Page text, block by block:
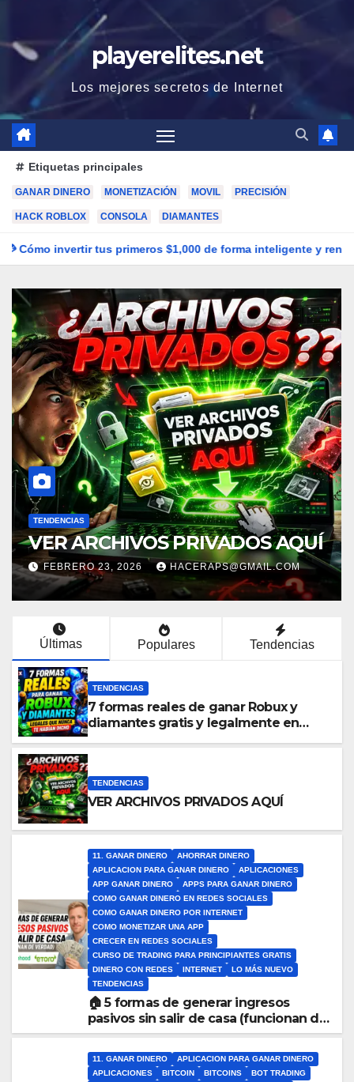
playerelites.net
Los mejores secretos de Internet
Etiquetas principales
GANAR DINERO MONETIZACIÓN MOVIL PRECISIÓN
HACK ROBLOX CONSOLA DIAMANTES
$1,000 de forma inteligente y rentable en 2026 🔥
TENDENCIAS
VER ARCHIVOS PRIVADOS AQUÍ
FEBRERO 23, 2026 HACERAPS@GMAIL.COM
Últimas Populares Tendencias
TENDENCIAS
7 formas reales de ganar Robux y
diamantes gratis y legalmente en
TENDENCIAS
VER ARCHIVOS PRIVADOS AQUÍ
11. GANAR DINERO
AHORRAR DINERO
APLICACION PARA GANAR DINERO
APLICACIONES
APP GANAR DINERO
APPS PARA GANAR DINERO
COMO GANAR DINERO EN REDES SOCIALES
COMO GANAR DINERO POR INTERNET
COMO MONETIZAR UNA APP
CRECER EN REDES SOCIALES
CURSO DE TRADING PARA PRINCIPIANTES GRATIS
DINERO CON REDES
INTERNET
LO MÁS NUEVO
TENDENCIAS
🏠 5 formas de generar ingresos
pasivos sin salir de casa (funcionan de
verdad)
11. GANAR DINERO
APLICACION PARA GANAR DINERO
APLICACIONES
BITCOIN BITCOINS
BOT TRADING